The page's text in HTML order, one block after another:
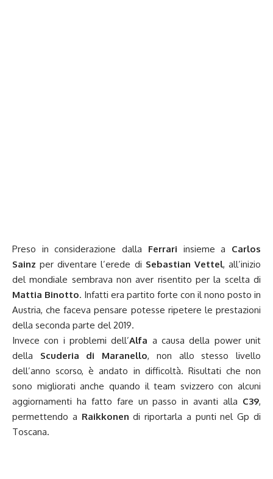
Preso in considerazione dalla Ferrari insieme a Carlos
Sainz per diventare l’erede di Sebastian Vettel, all’inizio
del mondiale sembrava non aver risentito per la scelta di
Mattia Binotto. Infatti era partito forte con il nono posto in
Austria, che faceva pensare potesse ripetere le prestazioni
della seconda parte del 2019.
Invece con i problemi dell’Alfa a causa della power unit
della Scuderia di Maranello, non allo stesso livello
dell’anno scorso, è andato in difficoltà. Risultati che non
sono migliorati anche quando il team svizzero con alcuni
aggiornamenti ha fatto fare un passo in avanti alla C39,
permettendo a Raikkonen di riportarla a punti nel Gp di
Toscana.